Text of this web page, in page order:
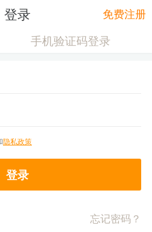
登录 免费注册
手机验证码登录
隐私政策
登录
忘记密码？